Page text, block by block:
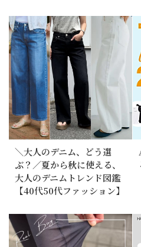
＼大人のデニム、どう選
ぶ？／夏から秋に使える、
大人のデニムトレンド図鑑
【40代50代ファッション】